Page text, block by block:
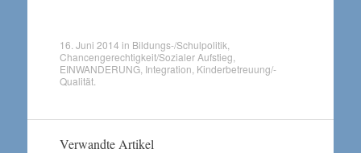
16. Juni 2014 in Bildungs-/Schulpolitik
Chancengerechtigkeit/Sozialer Aufstieg
EINWANDERUNG, Integration Kinderbetreuung/-
Qualität.
Verwandte Artikel